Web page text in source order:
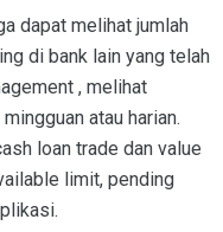
dapat melihat jumlah
di bank lain yang telah
, melihat
atau harian.
loan trade dan value
limit, pending